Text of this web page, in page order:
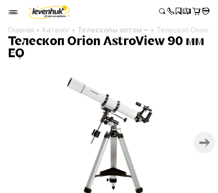
Главная Каталог Телескопы оптом Телескоп Orion
Телескоп Orion AstroView 90 мм
EQ